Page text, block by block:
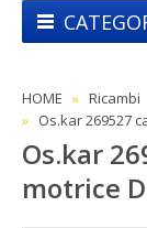
HOME
Ricambi
Os.kar 269527
Os.kar
motrice